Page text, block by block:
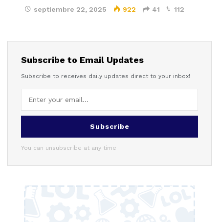
septiembre 22, 2025 922 41 112
Subscribe to Email Updates
Subscribe to receives daily updates direct to your inbox!
Subscribe
You can unsubscribe at any time